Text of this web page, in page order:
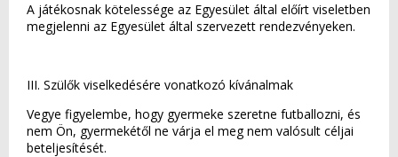
A játékosnak kötelessége az Egyesület által előírt viseletben
megjelenni az Egyesület által szervezett rendezvényeken.
III. Szülők viselkedésére vonatkozó kívánalmak
Vegye figyelembe, hogy gyermeke szeretne futballozni, és
nem Ön, gyermekétől ne várja el meg nem valósult céljai
beteljesítését.